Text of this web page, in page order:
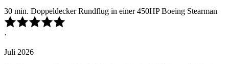
30 min. Doppeldecker Rundflug in einer 450HP Boeing Stearman
·
Juli 2026